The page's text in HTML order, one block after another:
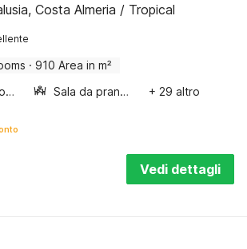
Costa Almeria / Tropical
· 910 Area in m²
Divertimento per bambini Sala da pranzo + 29 altro
Vedi dettagli